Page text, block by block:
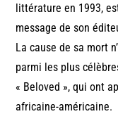
littérature en 1993,
message de son
La cause de sa mort
parmi les plus
« Beloved », qui ont
africaine-américaine.